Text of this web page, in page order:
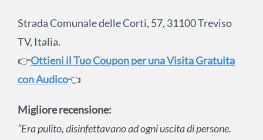
Strada Comunale delle Corti, 57, 31100 Treviso
TV, Italia.
👉Ottieni il Tuo Coupon per una Visita Gratuita
con Audico👈
Migliore recensione:
“Era pulito, disinfettavano ad ogni uscita di persone.